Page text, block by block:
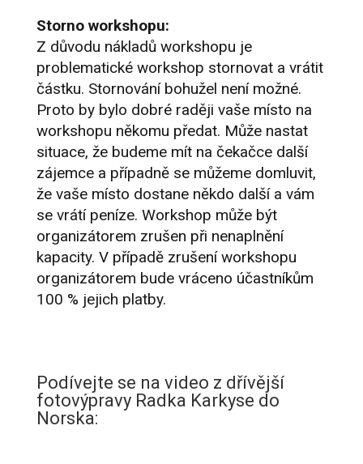
Storno workshopu:
Z důvodu nákladů workshopu je
problematické workshop stornovat a vrátit
částku. Stornování bohužel není možné.
Proto by bylo dobré raději vaše místo na
workshopu někomu předat. Může nastat
situace, že budeme mít na čekačce další
zájemce a případně se můžeme domluvit,
že vaše místo dostane někdo další a vám
se vrátí peníze. Workshop může být
organizátorem zrušen při nenaplnění
kapacity. V případě zrušení workshopu
organizátorem bude vráceno účastníkům
100 % jejich platby.
Podívejte se na video z dřívější
fotovýpravy Radka Karkyse do
Norska: